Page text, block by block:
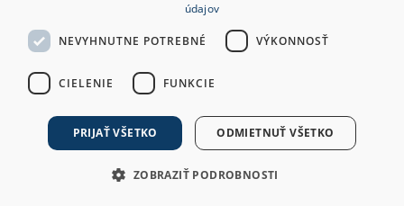
údajov
NEVYHNUTNE POTREBNÉ VÝKONNOSŤ
CIELENIE FUNKCIE
PRIJAŤ VŠETKO ODMIETNUŤ VŠETKO
ZOBRAZIŤ PODROBNOSTI